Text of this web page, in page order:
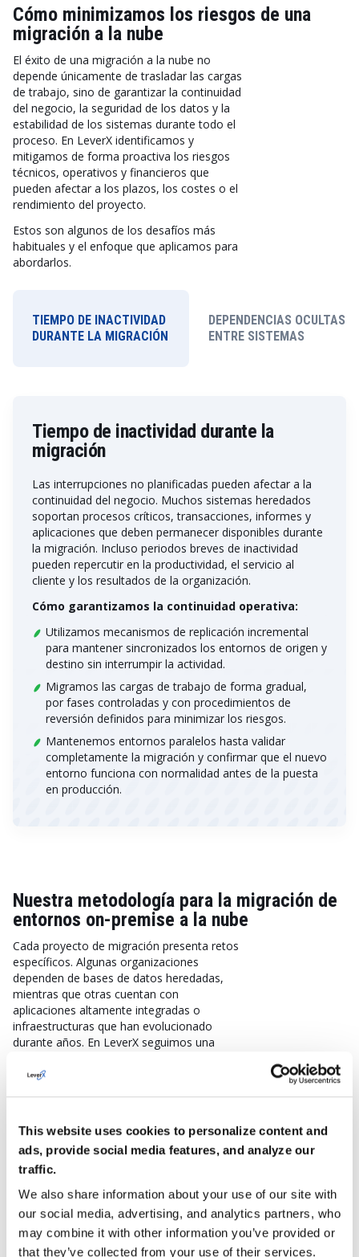
This website uses cookies to personalize content and
ads, provide social media features, and analyze our
traffic.
We also share information about your use of our site with
our social media, advertising, and analytics partners, who
may combine it with other information you’ve provided or
that they’ve collected from your use of their services.
Cómo minimizamos los riesgos de una
migración a la nube
El éxito de una migración a la nube no
depende únicamente de trasladar las cargas
de trabajo, sino de garantizar la continuidad
del negocio, la seguridad de los datos y la
estabilidad de los sistemas durante todo el
proceso. En LeverX identificamos y
mitigamos de forma proactiva los riesgos
técnicos, operativos y financieros que
pueden afectar a los plazos, los costes o el
rendimiento del proyecto.
Estos son algunos de los desafíos más
habituales y el enfoque que aplicamos para
abordarlos.
TIEMPO DE INACTIVIDAD
DURANTE LA MIGRACIÓN
DEPENDENCIAS OCULTAS
ENTRE SISTEMAS
Tiempo de inactividad durante la
migración
Las interrupciones no planificadas pueden afectar a la
continuidad del negocio. Muchos sistemas heredados
soportan procesos críticos, transacciones, informes y
aplicaciones que deben permanecer disponibles durante
la migración. Incluso periodos breves de inactividad
pueden repercutir en la productividad, el servicio al
cliente y los resultados de la organización.
Cómo garantizamos la continuidad operativa:
Utilizamos mecanismos de replicación incremental
para mantener sincronizados los entornos de origen y
destino sin interrumpir la actividad.
Migramos las cargas de trabajo de forma gradual,
por fases controladas y con procedimientos de
reversión definidos para minimizar los riesgos.
Mantenemos entornos paralelos hasta validar
completamente la migración y confirmar que el nuevo
entorno funciona con normalidad antes de la puesta
en producción.
Nuestra metodología para la migración de
entornos on-premise a la nube
Cada proyecto de migración presenta retos
específicos. Algunas organizaciones
dependen de bases de datos heredadas,
mientras que otras cuentan con
aplicaciones altamente integradas o
infraestructuras que han evolucionado
durante años. En LeverX seguimos una
identificar los riesgos desde el inicio,
entorno cloud.
Descubrimiento y evaluación del entorno
Inventario de la infraestructura:
Documentamos servidores, aplicaciones, bases de
1.